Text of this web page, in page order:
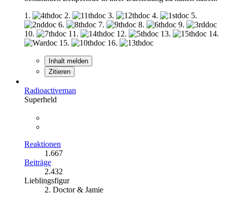
1.
2. 3. 4.
5.
6.
7. 8.
9.
10.
11. 12. 13.
14.
15.
16.
Inhalt melden
Zitieren
Radioactiveman
Superheld
Reaktionen
1.667
Beiträge
2.432
Lieblingsfigur
2. Doctor & Jamie